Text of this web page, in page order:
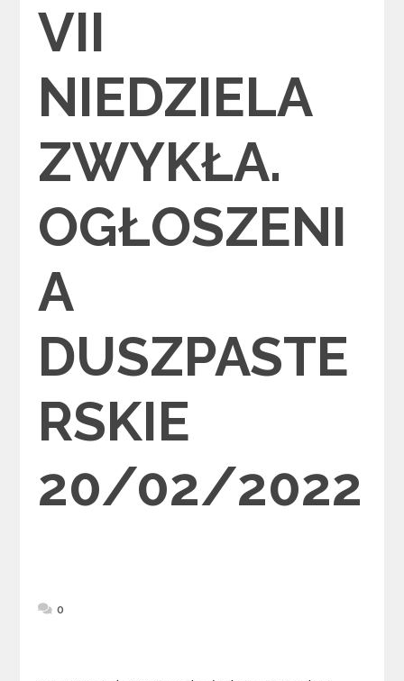
VII
NIEDZIELA
ZWYKŁA.
OGŁOSZENI
A
DUSZPASTE
RSKIE
20/02/2022
0